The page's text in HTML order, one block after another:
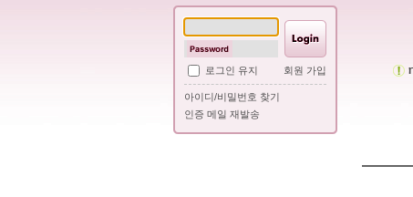
로그인 유지 회원 가입
아이디/비밀번호 찾기
인증 메일 재발송